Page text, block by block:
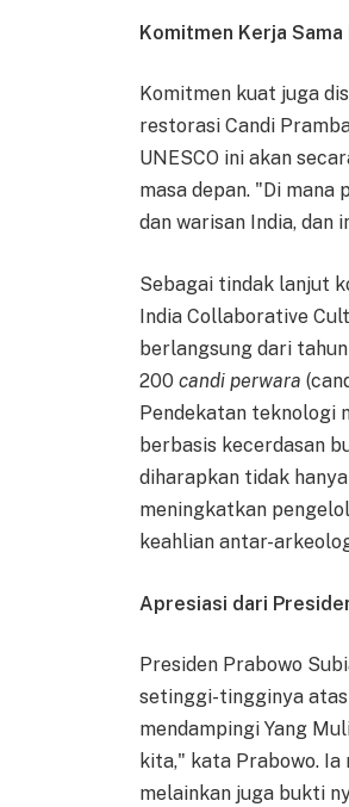
Komitmen Kerja
Komitmen kuat juga
restorasi Candi
UNESCO ini akan
masa depan. "Di
dan warisan India, dan
Sebagai tindak lanjut
India Collaborative
berlangsung dari
200candi perwara
Pendekatan teknologi
berbasis kecerdasan
diharapkan tidak
meningkatkan
keahlian antar-
Apresiasi dari
Presiden Prabowo
setinggi-tingginya atas
mendampingi Yang
kita," kata Prabowo. Ia
melainkan juga bukti